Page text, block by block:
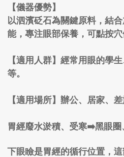
【儀器優勢】
以泗濱砭石為關鍵原料，結
能，專注眼部保養，可點按穴
【適用人群】經常用眼的學
等。
【適用場所】辦公、居家、
胃經廢水淤積、受寒➡️黑眼圈
下眼瞼是胃經的循行位置，